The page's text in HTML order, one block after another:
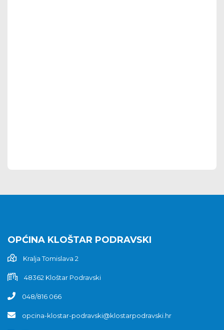
OPĆINA KLOŠTAR PODRAVSKI
Kralja Tomislava 2
48362 Kloštar Podravski
048/816 066
opcina-klostar-podravski@klostarpodravski.hr